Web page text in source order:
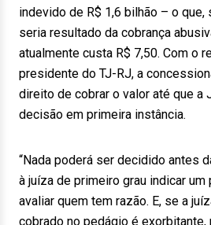
indevido de R$ 1,6 bilhão – o que,
seria resultado da cobrança
atualmente custa R$ 7,50. Com o
presidente do TJ-RJ, a
direito de cobrar o valor até que a
decisão em primeira instância.
“Nada poderá ser decidido antes
à juíza de primeiro grau indicar
avaliar quem tem razão. E, se a
cobrado no pedágio é exorbitante,